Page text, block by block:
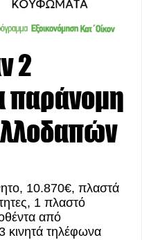
2
παράνομη
10.870€, πλαστά
1 πλαστό
από
κινητά τηλέφωνα